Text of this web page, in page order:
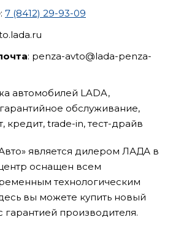
: 7 (8412) 29-93-09
: penza-avto@lada-penza-
автомобилей LADA,
обслуживание,
кредит, trade-in, тест-драйв
является дилером ЛАДА в
оснащен всем
технологическим
вы можете купить новый
гарантией производителя.